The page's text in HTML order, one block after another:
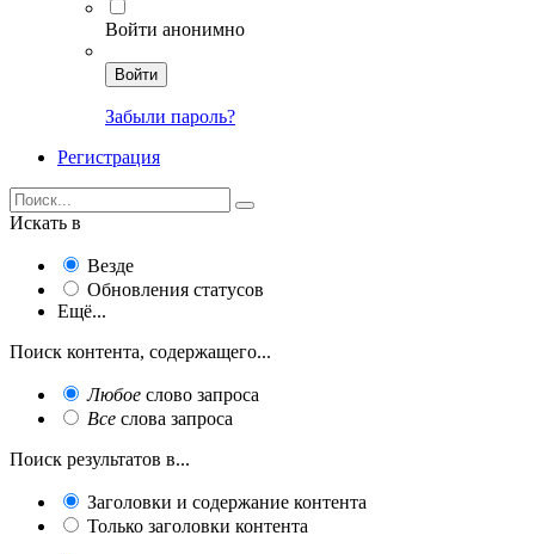
Войти анонимно
Войти
Забыли пароль?
Регистрация
Искать в
Везде
Обновления статусов
Ещё...
Поиск контента, содержащего...
Любое слово запроса
Все слова запроса
Поиск результатов в...
Заголовки и содержание контента
Только заголовки контента